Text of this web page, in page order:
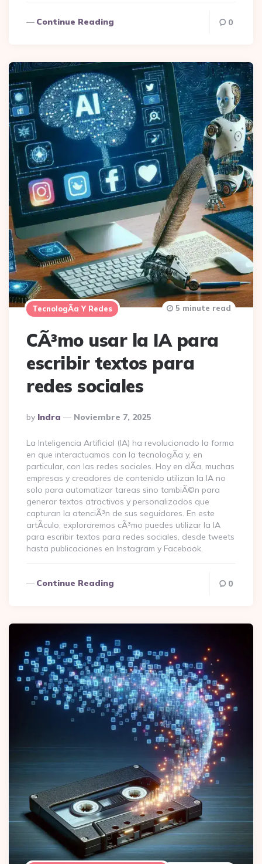
Continue Reading 0
TecnologÃ­a Y Redes
CÃ³mo usar la IA para
escribir textos para
redes sociales
Posted
By
By Indra Noviembre 7, 2025
5 minute read
La Inteligencia Artificial (IA) ha revolucionado la forma
en que interactuamos con la tecnologÃ­a y, en
particular, con las redes sociales. Hoy en dÃ­a, muchas
empresas y creadores de contenido utilizan la IA no
solo para automatizar tareas sino tambiÃ©n para
generar textos atractivos y personalizados que
capturan la atenciÃ³n de sus seguidores. En este
artÃ­culo, exploraremos cÃ³mo puedes utilizar la IA
para escribir textos para redes sociales, desde tweets
hasta publicaciones en Instagram y Facebook.
Continue Reading 0